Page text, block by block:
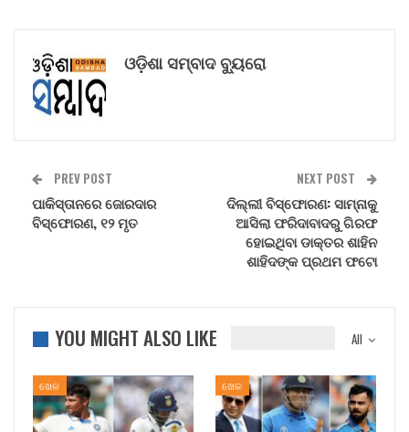
ଓଡ଼ିଶା ସମ୍ବାଦ ବ୍ୟୁରୋ
PREV POST
ପାକିସ୍ତାନରେ ଜୋରଦାର
ବିସ୍ଫୋରଣ, ୧୨ ମୃତ
NEXT POST
ଦିଲ୍ଲୀ ବିସ୍ଫୋରଣ: ସାମ୍ନାକୁ
ଆସିଲା ଫରିଦାବାଦରୁ ଗିରଫ
ହୋଇଥିବା ଡାକ୍ତର ଶାହିନ
ଶାହିଦଙ୍କ ପ୍ରଥମ ଫଟୋ
All
YOU MIGHT ALSO LIKE
ଖେଳ ଖେଳ